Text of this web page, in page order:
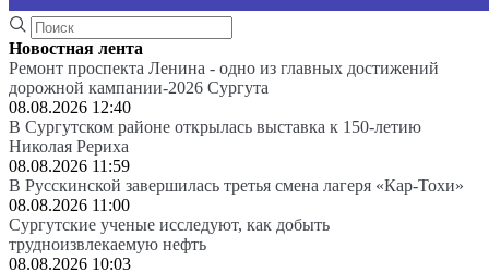
Новостная лента
Ремонт проспекта Ленина - одно из главных достижений
дорожной кампании-2026 Сургута
08.08.2026 12:40
В Сургутском районе открылась выставка к 150-летию
Николая Рериха
08.08.2026 11:59
В Русскинской завершилась третья смена лагеря «Кар-Тохи»
08.08.2026 11:00
Сургутские ученые исследуют, как добыть
трудноизвлекаемую нефть
08.08.2026 10:03